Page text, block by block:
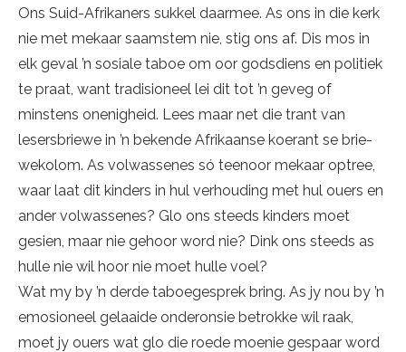
Ons Suid-Afrikaners sukkel daarmee. As ons in die kerk
nie met mekaar saam­stem nie, stig ons af. Dis mos in
elk ge­val ’n sosiale taboe om oor godsdiens en po­li­tiek
te praat, want tra­di­sio­neel lei dit tot ’n geveg of
minstens onenigheid. Lees maar net die trant van
lesersbriewe in ’n be­ken­de Afrikaanse koerant se brie­
we­­kolom. As volwassenes só teenoor mekaar optree,
waar laat dit kinders in hul verhouding met hul ouers en
ander volwas­senes? Glo ons steeds kinders moet
gesien, maar nie gehoor word nie? Dink ons steeds as
hulle nie wil hoor nie moet hulle voel?
Wat my by ’n derde taboegesprek bring. As jy nou by ’n
emosioneel gelaaide onderonsie betrokke wil raak,
moet jy ouers wat glo die roede moenie gespaar word